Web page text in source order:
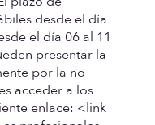
desde el día
el día 06 al 11
presentar la
por la no
acceder a los
enlace: <link